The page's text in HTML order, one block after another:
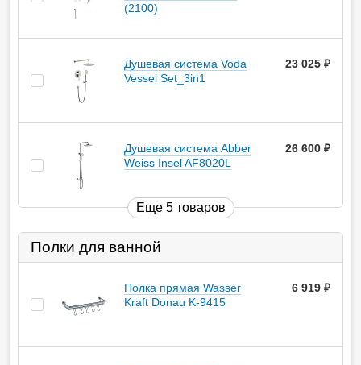
(2100)
Душевая система Voda
Vessel Set_3in1
23 025
Душевая система Abber
Weiss Insel AF8020L
26 600
Еще 5 товаров
Полки для ванной
Полка прямая Wasser
Kraft Donau K-9415
6 919